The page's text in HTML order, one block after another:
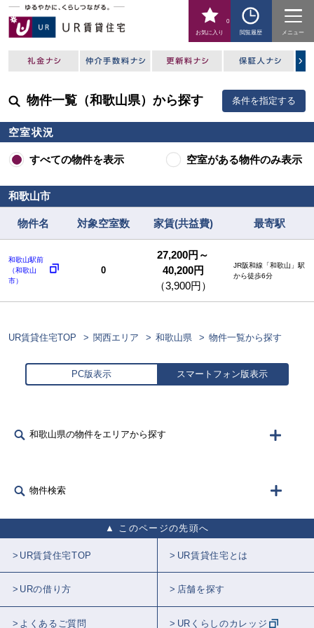
お気に入り
0
閲覧履歴
メニュー
物件一覧（和歌山県）から探す 条件を指定する
空室状況
すべての物件を表示 空室がある物件のみ表示
和歌山市
物件名 対象空室数 家賃(共益費) 最寄駅
和歌山駅前
（和歌山
市）
0
27,200円～
40,200円
（3,900円）
JR阪和線「和歌山」駅
から徒歩6分
UR賃貸住宅TOP 関西エリア 和歌山県 物件一覧から探す
PC版表示 スマートフォン版表示
和歌山県の物件をエリアから探す
物件検索
このページの先頭へ
UR賃貸住宅TOP UR賃貸住宅とは
URの借り方 店舗を探す
よくあるご質問 URくらしのカレッジ